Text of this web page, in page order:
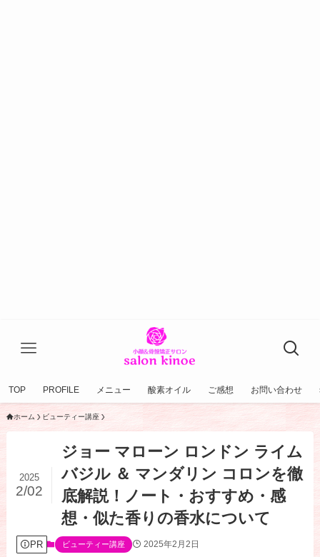
TOP PROFILE メニュー 酸素オイル ご感想 お問い合わせ
ホーム ビューティー講座
ジョー マローン ロンドン ライム
バジル ＆ マンダリン コロンを徹
底解説！ノート・おすすめ・感
想・似た香りの香水について
2025
2/02
PR ビューティー講座 2025年2月2日